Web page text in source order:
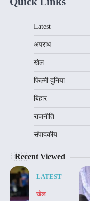
Latest
अपराध
खेल
फिल्मी दुनिया
बिहार
राजनीति
संपादकीय
Recent Viewed
LATEST
खेल